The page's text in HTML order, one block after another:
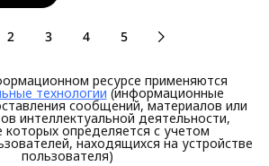
2 3 4 5
ресурсе применяются
технологии (информационные
сообщений, материалов или
интеллектуальной деятельности,
определяется с учетом
находящихся на устройстве
пользователя)